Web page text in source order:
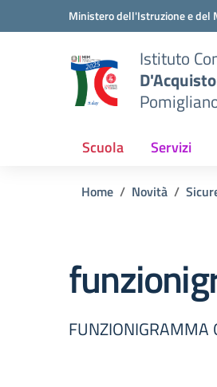
Vai ai contenuti
Vai al menu di navigazioneMinistero dell'Istruzione e del
Istituto
Scuola Servizi
Home Novità
FUNZIONIGRAMMA